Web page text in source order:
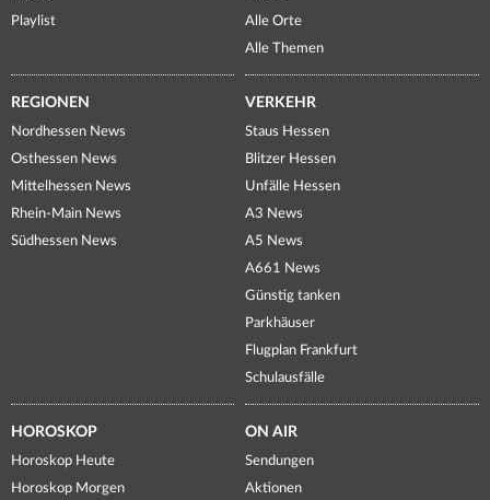
Playlist
Alle Orte
Alle Themen
REGIONEN
Nordhessen News
Osthessen News
Mittelhessen News
Rhein-Main News
Südhessen News
VERKEHR
Staus Hessen
Blitzer Hessen
Unfälle Hessen
A3 News
A5 News
A661 News
Günstig tanken
Parkhäuser
Flugplan Frankfurt
Schulausfälle
HOROSKOP
Horoskop Heute
Horoskop Morgen
ON AIR
Sendungen
Aktionen